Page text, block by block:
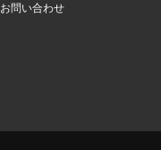
お問い合わせ